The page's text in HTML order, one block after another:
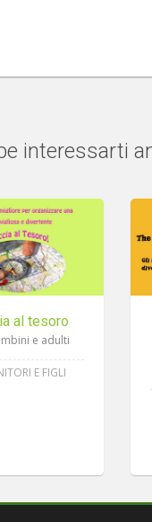
interessarti
al tesoro
e adulti
E FIGLI